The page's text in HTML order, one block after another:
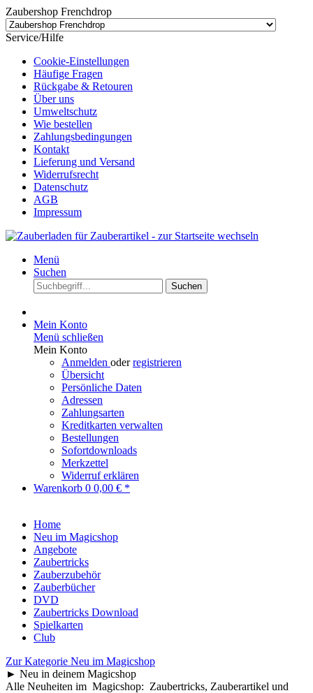
Zaubershop Frenchdrop
Service/Hilfe
Cookie-Einstellungen
Häufige Fragen
Rückgabe & Retouren
Über uns
Umweltschutz
Wie bestellen
Zahlungsbedingungen
Kontakt
Lieferung und Versand
Widerrufsrecht
Datenschutz
AGB
Impressum
Menü
Suchen
Suchen
Mein Konto
Menü schließen
Mein Konto
Anmelden oderregistrieren
Übersicht
Persönliche Daten
Adressen
Zahlungsarten
Kreditkarten verwalten
Bestellungen
Sofortdownloads
Merkzettel
Widerruf erklären
Warenkorb 0 0,00 € *
Home
Neu im Magicshop
Angebote
Zaubertricks
Zauberzubehör
Zauberbücher
DVD
Zaubertricks Download
Spielkarten
Club
Zur Kategorie Neu im Magicshop
► Neu in deinem Magicshop
Alle Neuheiten im Magicshop: Zaubertricks, Zauberartikel und